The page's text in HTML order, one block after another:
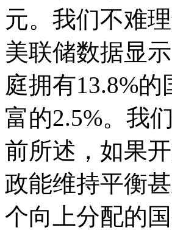
元。我们不难
美联储数据显
庭拥有13.8%
富的2.5%。我
前所述，如果
政能维持平衡
个向上分配的